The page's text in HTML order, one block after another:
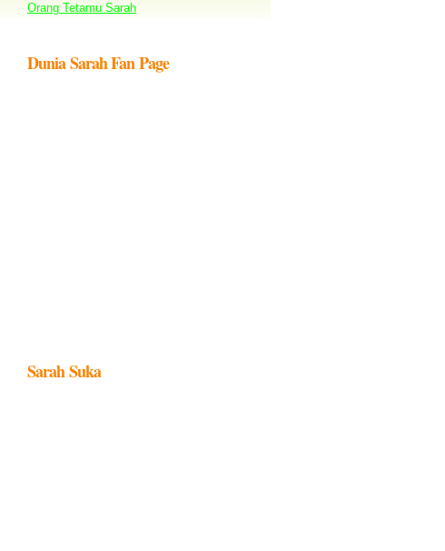
Orang Tetamu Sarah
Dunia Sarah Fan Page
Sarah Suka